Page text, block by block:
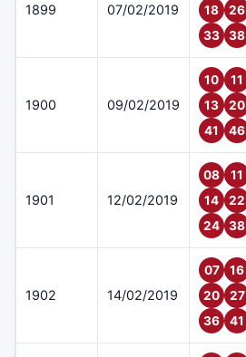
1899 07/02/2019
18
26
33
38
1900 09/02/2019
10
11
13
20
41
46
1901 12/02/2019
08
11
14
22
24
38
1902 14/02/2019
07
16
20
27
36
41